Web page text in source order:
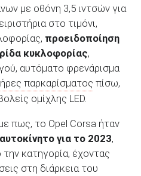
με οθόνη 3,5 ιντσών για
στο τιμόνι,
προειδοποίηση
κυκλοφορίας,
αυτόματο φρενάρισμα
παρκαρίσματος πίσω,
ομίχλης LED.
πως, το Opel Corsa ήταν
για το 2023,
κατηγορία, έχοντας
στη διάρκεια του